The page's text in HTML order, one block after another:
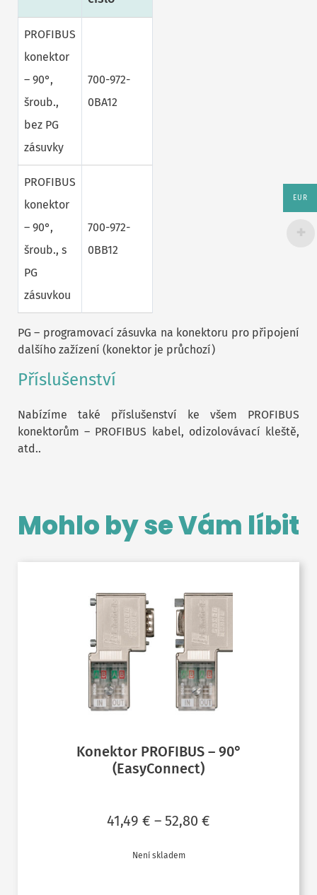
PROFIBUS
konektor
– 90°,
šroub.,
bez PG
zásuvky
700-972-
0BA12
PROFIBUS
konektor
– 90°,
šroub., s
PG
zásuvkou
700-972-
0BB12
PG – programovací zásuvka na konektoru pro připojení
dalšího zažízení (konektor je průchozí)
Příslušenství
Nabízíme také příslušenství ke všem PROFIBUS
konektorům – PROFIBUS kabel, odizolovávací kleště,
atd..
Mohlo by se Vám líbit
Konektor PROFIBUS – 90°
(EasyConnect)
41,49 € – 52,80 €
Není skladem
EUR